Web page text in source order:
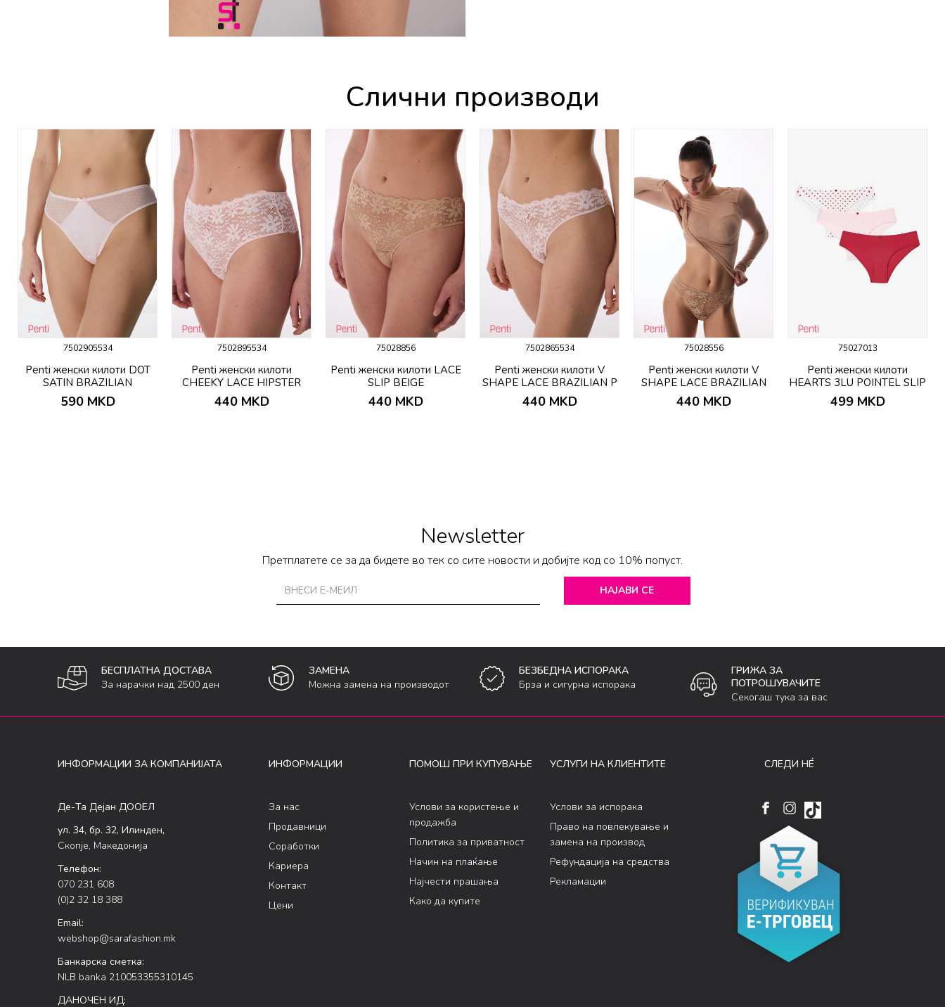
Слични производи
7502905534
Penti женски килоти DOT
SATIN BRAZILIAN
590 MKD
7502895534
Penti женски килоти
CHEEKY LACE HIPSTER
440 MKD
75028856
Penti женски килоти LACE
SLIP BEIGE
440 MKD
7502865534
Penti женски килоти V
SHAPE LACE BRAZILIAN P
440 MKD
75028556
Penti женски килоти V
SHAPE LACE BRAZILIAN
BEIGE
440 MKD
75027013
Penti женски килоти
HEARTS 3LU POINTEL SLIP
499 MKD
Newsletter
Претплатете се за да бидете во тек со сите новости и добијте код со 10% попуст.
НАЈАВИ СЕ
БЕСПЛАТНА ДОСТАВА
За нарачки над 2500 ден
ЗАМЕНА
Можна замена на производот
БЕЗБЕДНА ИСПОРАКА
Брза и сигурна испорака
ГРИЖА ЗА
ПОТРОШУВАЧИТЕ
Секогаш тука за вас
ИНФОРМАЦИИ ЗА КОМПАНИЈАТА
Де-Та Дејан ДООЕЛ
ул. 34, бр. 32, Илинден,
Скопје, Македонија
Телефон:
070 231 608
(0)2 32 18 388
Email:
webshop@sarafashion.mk
Банкарска сметка:
NLB banka 210053355310145
ДАНОЧЕН ИД:
ИНФОРМАЦИИ
За нас
Продавници
Соработки
Кариера
Контакт
Цени
ПОМОШ ПРИ КУПУВАЊЕ
Услови за користење и
продажба
Политика за приватност
Начин на плаќање
Најчести прашања
Како да купите
УСЛУГИ НА КЛИЕНТИТЕ
Услови за испорака
Право на повлекување и
замена на производ
Рефундација на средства
Рекламации
СЛЕДИ НÉ